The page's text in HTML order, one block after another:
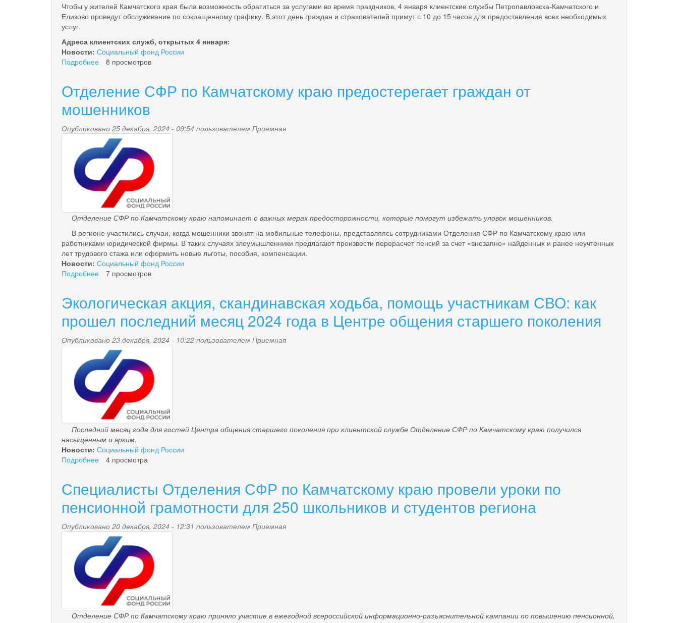
Чтобы у жителей Камчатского края была возможность обратиться за услугами во время праздников, 4 января клиентские службы Петропавловска-Камчатского и
Елизово проведут обслуживание по сокращенному графику. В этот день граждан и страхователей примут с 10 до 15 часов для предоставления всех необходимых
услуг.
Адреса клиентских служб, открытых 4 января:
Новости: Социальный фонд России
Подробнее
Отделения
по
краю
новогодние
праздничные
дни
8 просмотров
Отделение СФР по Камчатскому краю предостерегает граждан от
мошенников
Опубликовано 25 декабря, 2024 - 09:54 пользователем Приемная
pensionnyy_fond.png
Отделение СФР по Камчатскому краю напоминает о важных мерах предосторожности, которые помогут избежать уловок мошенников.
В регионе участились случаи, когда мошенники звонят на мобильные телефоны, представляясь сотрудниками Отделения СФР по Камчатскому краю или
работниками юридической фирмы. В таких случаях злоумышленники предлагают произвести перерасчет пенсий за счет «внезапно» найденных и ранее неучтенных
лет трудового стажа или оформить новые льготы, пособия, компенсации.
Новости: Социальный фонд России
Подробнее
по
краю
граждан
от
мошенников
7 просмотров
Экологическая акция, скандинавская ходьба, помощь участникам СВО: как
прошел последний месяц 2024 года в Центре общения старшего поколения
Опубликовано 23 декабря, 2024 - 10:22 пользователем Приемная
pensionnyy_fond.png
Последний месяц года для гостей Центра общения старшего поколения при клиентской службе Отделение СФР по Камчатскому краю получился
насыщенным и ярким.
Новости: Социальный фонд России
Подробнее
скандинавская
помощь
СВО:
как
прошел
последний
месяц
2024
года
в
Центре
общения
4 просмотра
Специалисты Отделения СФР по Камчатскому краю провели уроки по
пенсионной грамотности для 250 школьников и студентов региона
Опубликовано 20 декабря, 2024 - 12:31 пользователем Приемная
pensionnyy_fond.png
Отделение СФР по Камчатскому краю приняло участие в ежегодной всероссийской информационно-разъяснительной кампании по повышению пенсионной,